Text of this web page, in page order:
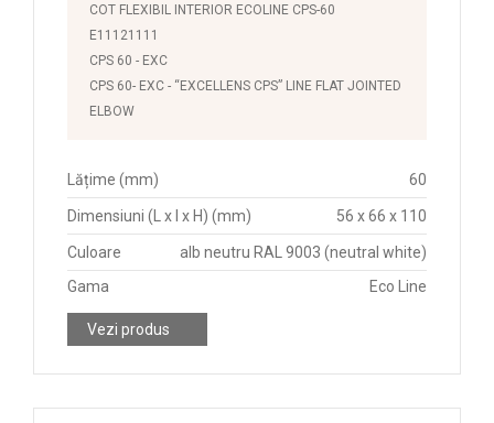
COT FLEXIBIL INTERIOR ECOLINE CPS-60
E11121111
CPS 60 - EXC
CPS 60- EXC - “EXCELLENS CPS” LINE FLAT JOINTED
ELBOW
Lățime (mm) 60
Dimensiuni (L x l x H) (mm) 56 x 66 x 110
Culoare
alb neutru RAL 9003 (neutral white)
Gama
Eco Line
Vezi produs